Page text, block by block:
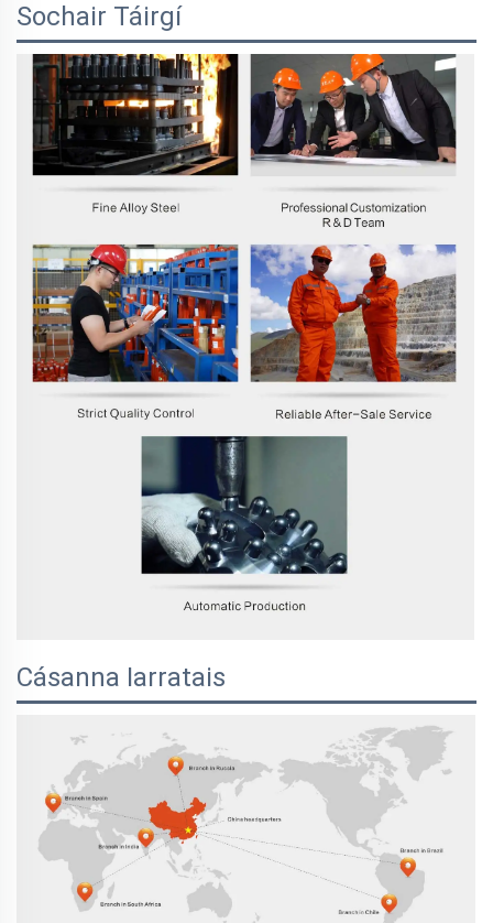
Sochair Táirgí
Cásanna Iarratais